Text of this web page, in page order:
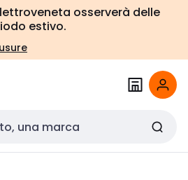
osserverà delle
estivo.